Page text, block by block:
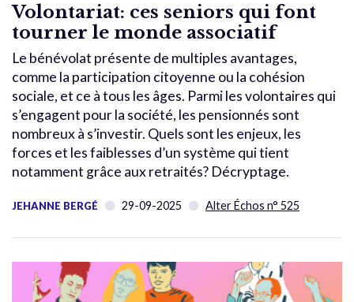
Volontariat: ces seniors qui font
tourner le monde associatif
Le bénévolat présente de multiples avantages,
comme la participation citoyenne ou la cohésion
sociale, et ce à tous les âges. Parmi les volontaires qui
s’engagent pour la société, les pensionnés sont
nombreux à s’investir. Quels sont les enjeux, les
forces et les faiblesses d’un système qui tient
notamment grâce aux retraités? Décryptage.
JEHANNE BERGÉ 29-09-2025 Alter Échos n° 525